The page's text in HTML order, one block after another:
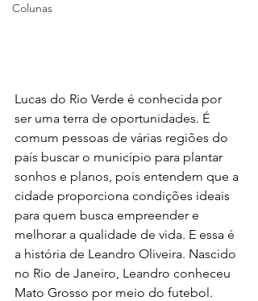
Colunas
Lucas do Rio Verde é conhecida por
ser uma terra de oportunidades. É
comum pessoas de várias regiões do
país buscar o município para plantar
sonhos e planos, pois entendem que a
cidade proporciona condições ideais
para quem busca empreender e
melhorar a qualidade de vida. E essa é
a história de Leandro Oliveira. Nascido
no Rio de Janeiro, Leandro conheceu
Mato Grosso por meio do futebol.